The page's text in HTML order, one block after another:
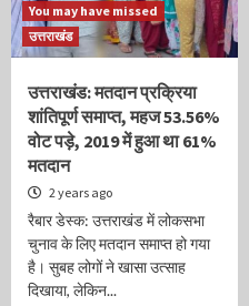
You may have missed
उत्तराखंड
उत्तराखंड: मतदान प्रक्रिया
शांतिपूर्ण समाप्त, महज 53.56%
वोट पड़े, 2019 में हुआ था 61%
मतदान
2 years ago
रैबार डेस्क: उत्तराखंड में लोकसभा
चुनाव के लिए मतदान समाप्त हो गया
है। सुबह लोगों ने खासा उत्साह
दिखाया, लेकिन...